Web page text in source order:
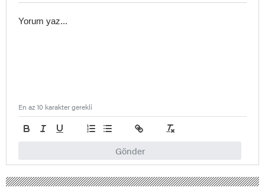
Gönder
En az 10 karakter gerekli